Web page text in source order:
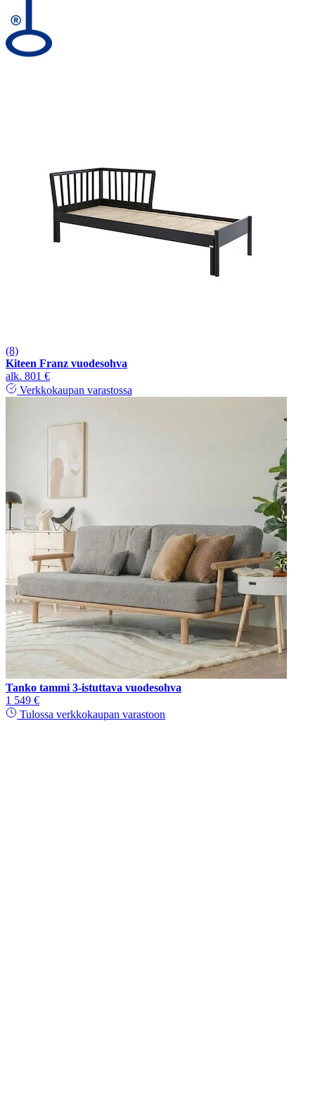
(8)
Kiteen Franz vuodesohva
alk. 801 €
Verkkokaupan varastossa
Tanko tammi 3-istuttava vuodesohva
1 549 €
Tulossa verkkokaupan varastoon